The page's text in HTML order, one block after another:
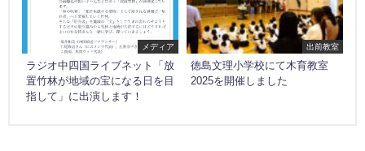
メディア
ラジオ中四国ライブネット「放
置竹林が地域の宝になる日を目
指して」に出演します！
出前教室
徳島文理小学校にて木育教室
2025を開催しました